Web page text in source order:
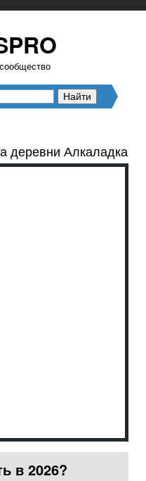
деревни Алкаладка
в 2026?